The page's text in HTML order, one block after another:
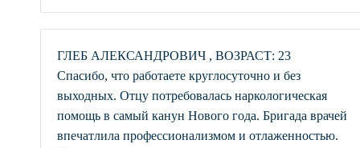
ГЛЕБ АЛЕКСАНДРОВИЧ , ВОЗРАСТ: 23
Спасибо, что работаете круглосуточно и без
выходных. Отцу потребовалась наркологическая
помощь в самый канун Нового года. Бригада врачей
впечатлила профессионализмом и отлаженностью.